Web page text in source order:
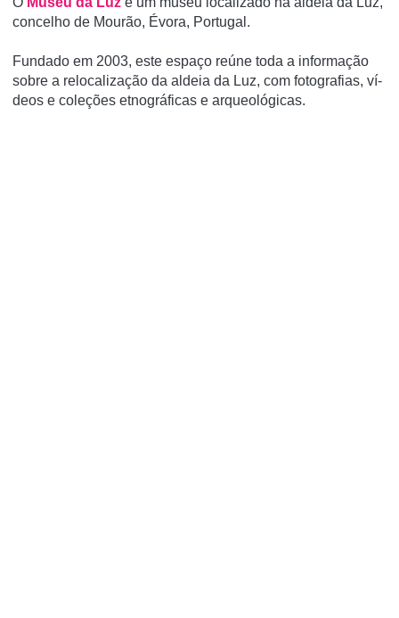
concelho de Mourão, Évora, Portugal.
Fundado em 2003, este espaço reúne toda a informação
sobre a relocalização da aldeia da Luz, com fotografias, ví­
deos e coleções etnográficas e arqueológicas.